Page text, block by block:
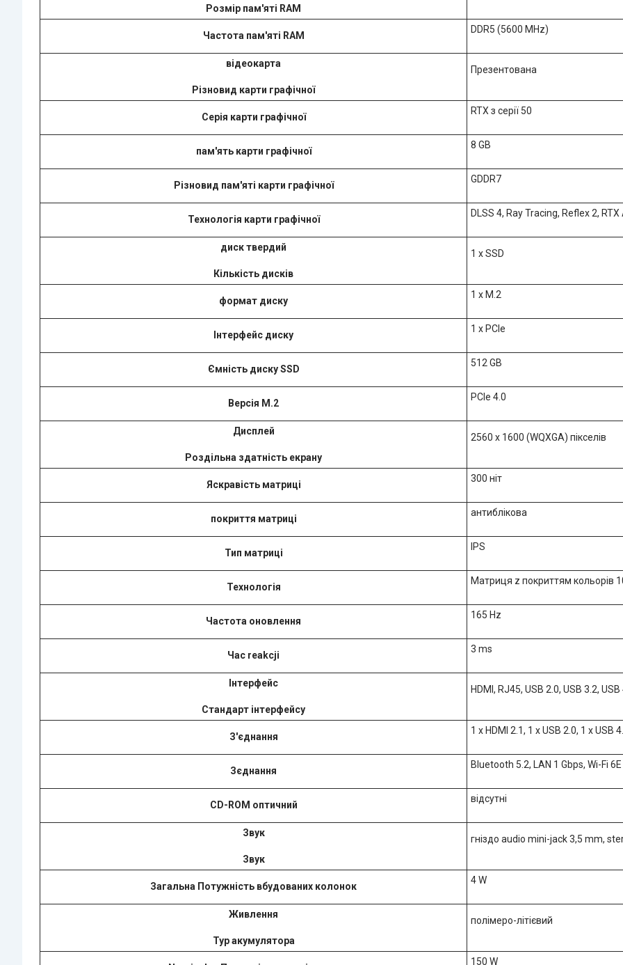
Розмір пам'яті RAM
Частота пам'яті RAM
DDR5 (5600 MHz)
відеокарта
Різновид карти графічної
Презентована
Серія карти графічної
RTX з серії 50
пам'ять карти графічної
8 GB
Різновид пам'яті карти графічної
GDDR7
Технологія карти графічної
DLSS 4, Ray Tracing, Reflex 2, RTX
диск твердий
Кількість дисків
1 x SSD
формат диску
1 x M.2
Інтерфейс диску
1 x PCIe
Ємність диску SSD
512 GB
Версія M.2
PCIe 4.0
Дисплей
Роздільна здатність екрану
2560 x 1600 (WQXGA) пікселів
Яскравість матриці
300 ніт
покриття матриці
антиблікова
Тип матриці
IPS
Технологія
Матриця z покриттям кольорів
Частота оновлення
165 Hz
Час reakcji
3 ms
Інтерфейс
Стандарт інтерфейсу
HDMI, RJ45, USB 2.0, USB 3.2,
З'єднання
1 x HDMI 2.1, 1 x USB 2.0, 1 x
Зєднання
Bluetooth 5.2, LAN 1 Gbps, Wi-Fi 6E
CD-ROM оптичний
відсутні
Звук
Звук
гніздо audio mini-jack 3,5 mm,
Загальна Потужність вбудованих колонок
4 W
Живлення
Typ акумулятора
полімеро-літієвий
150 W